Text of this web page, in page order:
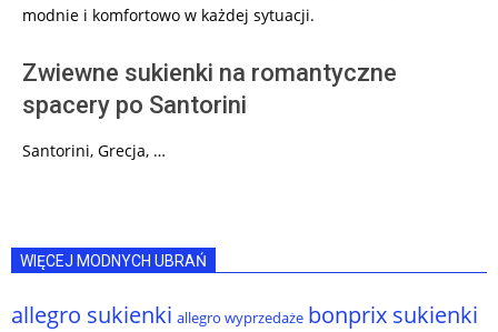
modnie i komfortowo w każdej sytuacji.
Zwiewne sukienki na romantyczne
spacery po Santorini
Santorini, Grecja, …
WIĘCEJ MODNYCH UBRAŃ
allegro sukienki allegro wyprzedaże bonprix sukienki